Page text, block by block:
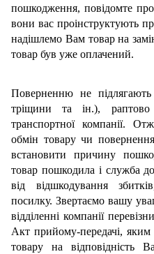
пошкодження, повідомте
вони вас проінструктують
надішлемо Вам товар на
товар був уже оплачений.
Поверненню не
тріщини та ін.), раптово
транспортної компанії.
обмін товару чи
встановити причину
товар пошкодила і служба
від відшкодування
посилку. Звертаємо вашу
відділенні компанії
Акт прийому-передачі, яким
товару на відповідність